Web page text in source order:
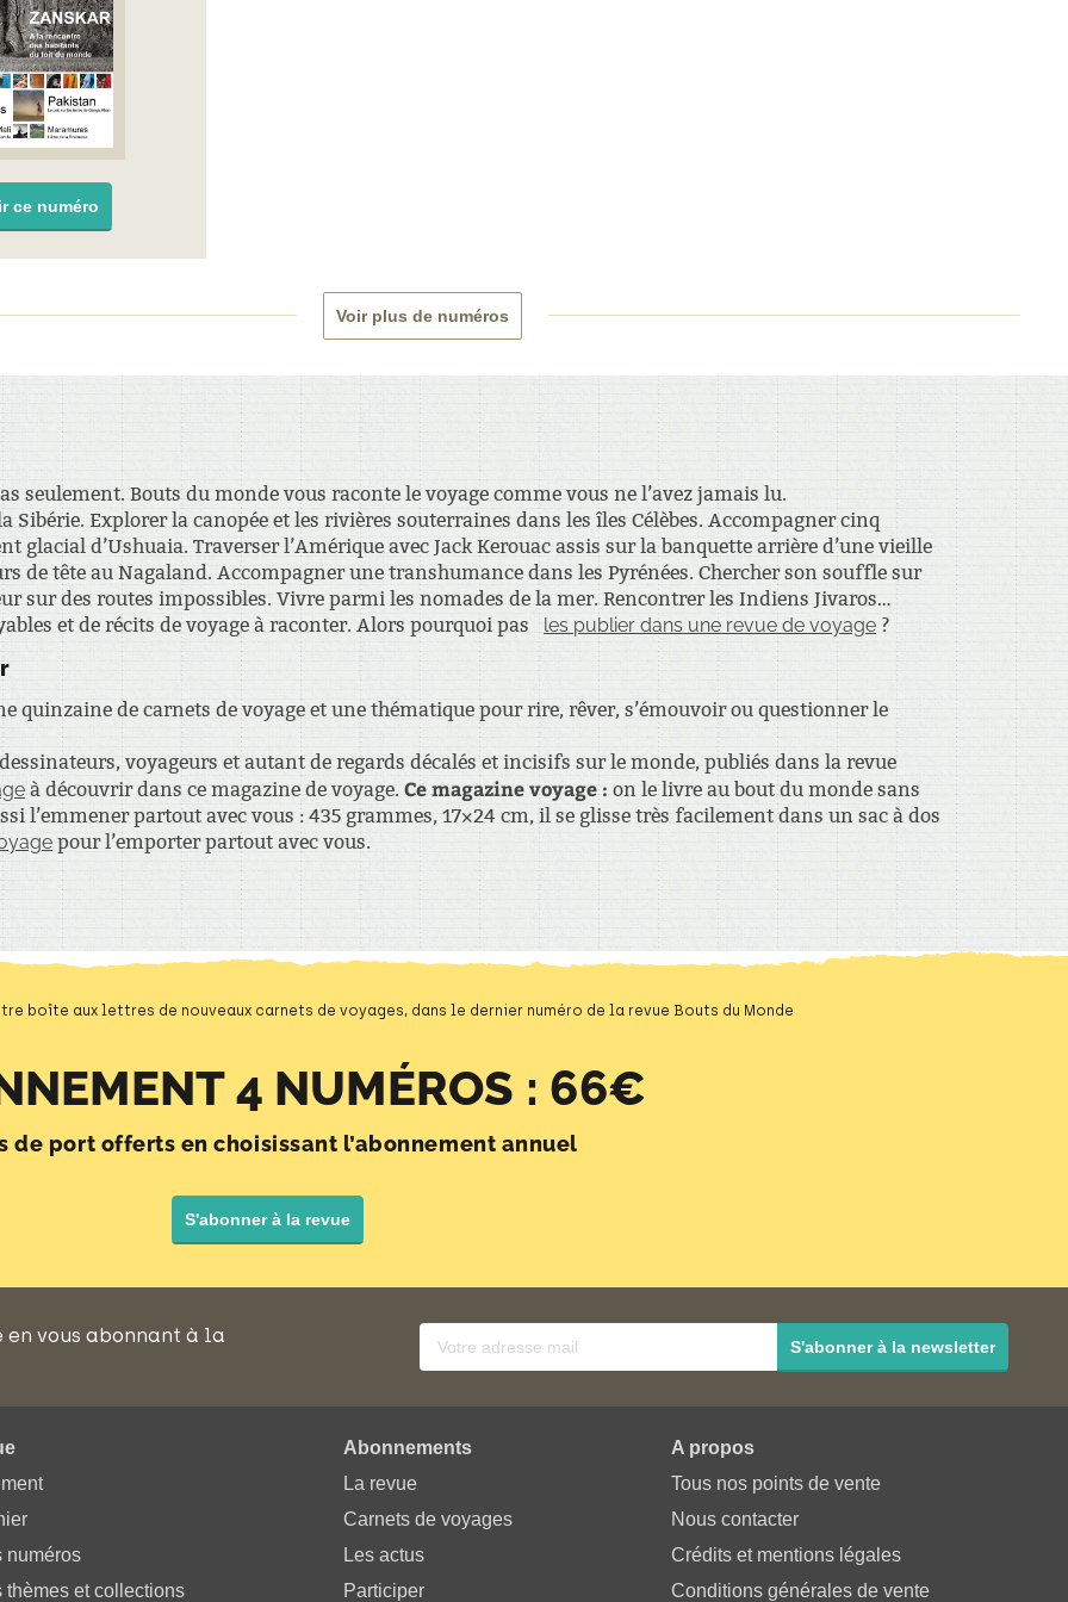
ce numéro
Voir plus de numéros
seulement. Bouts du monde vous raconte le voyage comme vous ne l’avez jamais lu.
Sibérie. Explorer la canopée et les rivières souterraines dans les îles Célèbes. Accompagner cinq
glacial d’Ushuaia. Traverser l’Amérique avec Jack Kerouac assis sur la banquette arrière d’une vieille
de tête au Nagaland. Accompagner une transhumance dans les Pyrénées. Chercher son souffle sur
sur des routes impossibles. Vivre parmi les nomades de la mer. Rencontrer les Indiens Jivaros…
et de récits de voyage à raconter. Alors pourquoi pas
les publier dans une revue de voyage ?
quinzaine de carnets de voyage et une thématique pour rire, rêver, s’émouvoir ou questionner le
voyageurs et autant de regards décalés et incisifs sur le monde, publiés dans la revue
à découvrir dans ce magazine de voyage. Ce magazine voyage : on le livre au bout du monde sans
l’emmener partout avec vous : 435 grammes, 17×24 cm, il se glisse très facilement dans un sac à dos
pour l’emporter partout avec vous.
boîte aux lettres de nouveaux carnets de voyages, dans le dernier numéro de la revue Bouts du Monde
4 NUMÉROS : 66€
de port offerts en choisissant l’abonnement annuel
S'abonner à la revue
en vous abonnant à la S'abonner à la newsletter
numéros
thèmes et collections
Abonnements
La revue
Carnets de voyages
Les actus
Participer
A propos
Tous nos points de vente
Nous contacter
Crédits et mentions légales
Conditions générales de vente